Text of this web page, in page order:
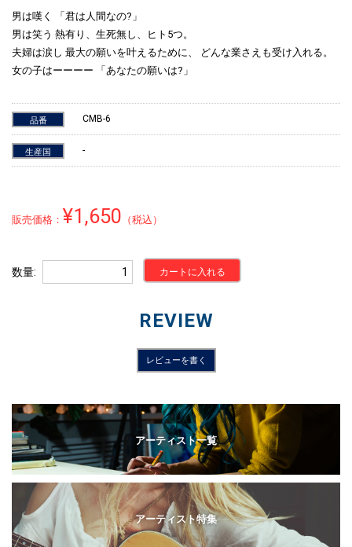
男は嘆く 「君は人間なの?」
男は笑う 熱有り、生死無し、ヒト5つ。
夫婦は涙し 最大の願いを叶えるために、 どんな業さえも受け入れる。
女の子はーーーー 「あなたの願いは?」
品番 CMB-6
生産国 -
販売価格： ¥1,650 （税込）
数量 カートに入れる
REVIEW
レビューを書く
アーティスト一覧
アーティスト特集